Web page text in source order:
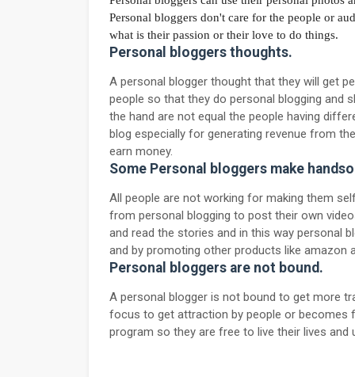
Personal bloggers don't care for the people or
what is their passion or their love to do things.
Personal bloggers thoughts.
A personal blogger thought that they will get
people so that they do personal blogging and
the hand are not equal the people having
blog especially for generating revenue from
earn money.
Some Personal bloggers make
All people are not working for making them
from personal blogging to post their own
and read the stories and in this way personal
and by promoting other products like amazon
Personal bloggers are not bound.
A personal blogger is not bound to get more
focus to get attraction by people or becomes
program so they are free to live their lives